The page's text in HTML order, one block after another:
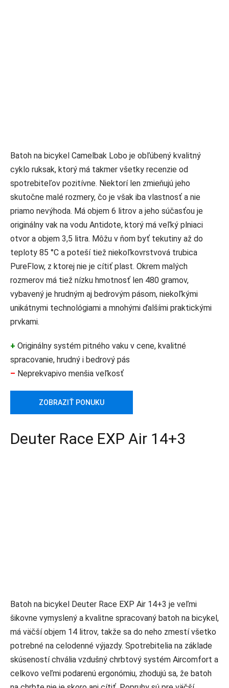
Batoh na bicykel Camelbak Lobo je obľúbený kvalitný
cyklo ruksak, ktorý má takmer všetky recenzie od
spotrebiteľov pozitívne. Niektorí len zmieňujú jeho
skutočne malé rozmery, čo je však iba vlastnosť a nie
priamo nevýhoda. Má objem 6 litrov a jeho súčasťou je
originálny vak na vodu Antidote, ktorý má veľký plniaci
otvor a objem 3,5 litra. Môžu v ňom byť tekutiny až do
teploty 85 °C a poteší tiež niekoľkovrstvová trubica
PureFlow, z ktorej nie je cítiť plast. Okrem malých
rozmerov má tiež nízku hmotnosť len 480 gramov,
vybavený je hrudným aj bedrovým pásom, niekoľkými
unikátnymi technológiami a mnohými ďalšími praktickými
prvkami.
+ Originálny systém pitného vaku v cene, kvalitné
spracovanie, hrudný i bedrový pás
– Neprekvapivo menšia veľkosť
ZOBRAZIŤ PONUKU
Deuter Race EXP Air 14+3
Batoh na bicykel Deuter Race EXP Air 14+3 je veľmi
šikovne vymyslený a kvalitne spracovaný batoh na bicykel,
má väčší objem 14 litrov, takže sa do neho zmestí všetko
potrebné na celodenné výjazdy. Spotrebitelia na základe
skúseností chvália vzdušný chrbtový systém Aircomfort a
celkovo veľmi podarenú ergonómiu, zhodujú sa, že batoh